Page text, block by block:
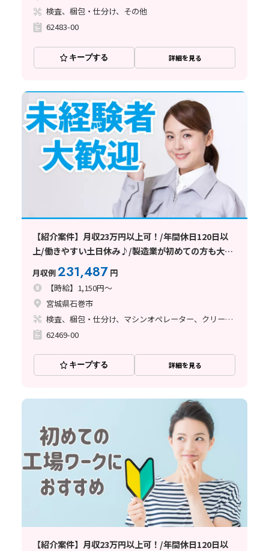
検査、梱包・仕分け、その他
62483-00
キープする 詳細を見る
【紹介案件】月収23万円以上可！/年間休日120日以
上/働きやすい土日休み♪/製造業が初めての方も大歓
迎です★
月収例231,487 円
【時給】1,150円～
宮城県石巻市
検査、梱包・仕分け、マシンオペレーター、クリーンルーム
62469-00
キープする 詳細を見る
【紹介案件】月収23万円以上可！/年間休日120日以